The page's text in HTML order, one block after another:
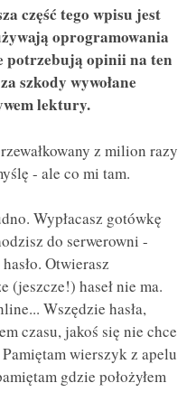
część tego wpisu jest
oprogramowania
potrzebują opinii na ten
szkody wywołane
lektury.
z milion razy
- ale co mi tam.
Wypłacasz gotówkę
do serwerowni -
Otwierasz
(jeszcze!) haseł nie ma.
Wszędzie hasła,
czasu, jakoś się nie chce
wierszyk z apelu
gdzie położyłem